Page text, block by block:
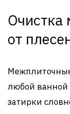
от
любой ванной
затирки